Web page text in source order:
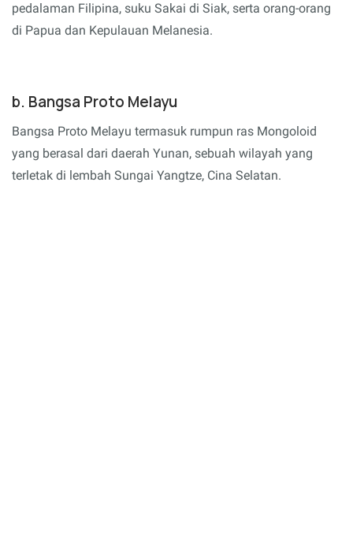
pedalaman Filipina, suku Sakai di Siak, serta orang-orang
di Papua dan Kepulauan Melanesia.
b. Bangsa Proto Melayu
Bangsa Proto Melayu termasuk rumpun ras Mongoloid
yang berasal dari daerah Yunan, sebuah wilayah yang
terletak di lembah Sungai Yangtze, Cina Selatan.